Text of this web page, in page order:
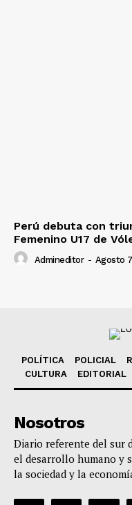
Perú debuta con
Femenino U17 de
Admineditor - Agosto
POLÍTICA POLICIAL
CULTURA
EDITORIAL
Nosotros
Diario referente del sur
el desarrollo humano y
la sociedad y la